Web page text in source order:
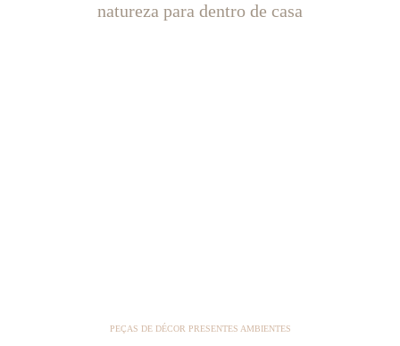
natureza para dentro de casa
PEÇAS DE DÉCOR PRESENTES AMBIENTES